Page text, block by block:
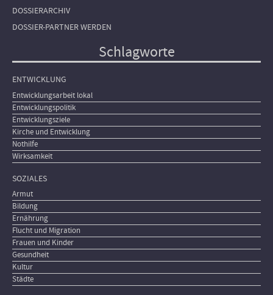
DOSSIERARCHIV
DOSSIER-PARTNER WERDEN
Schlagworte
ENTWICKLUNG
Entwicklungsarbeit lokal
Entwicklungspolitik
Entwicklungsziele
Kirche und Entwicklung
Nothilfe
Wirksamkeit
SOZIALES
Armut
Bildung
Ernährung
Flucht und Migration
Frauen und Kinder
Gesundheit
Kultur
Städte